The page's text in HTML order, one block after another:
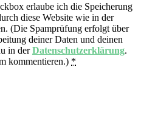
erlaube ich die Speicherung
diese Website wie in der
(Die Spamprüfung erfolgt über
deiner Daten und deinen
in derDatenschutzerklärung.
kommentieren.) *